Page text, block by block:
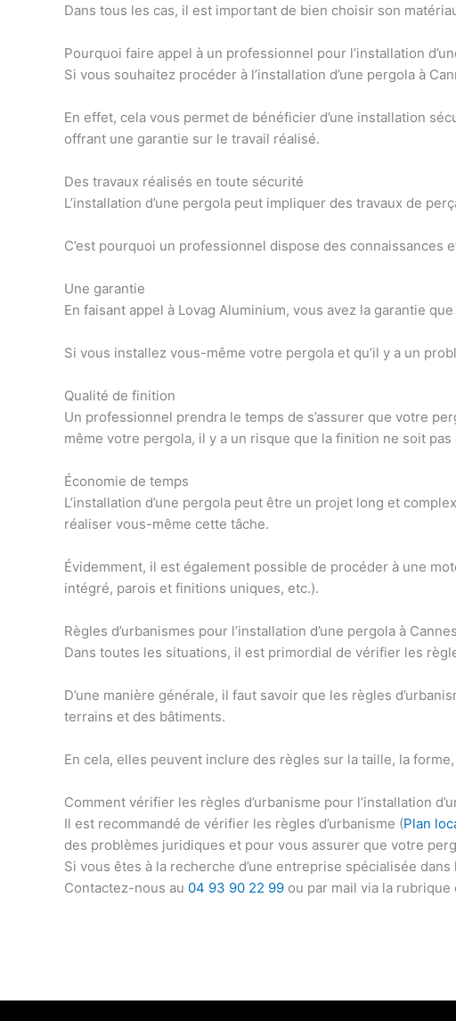
Dans tous les cas, il est important de bien choisir son
Pourquoi faire appel à un professionnel pour l’installation
Si vous souhaitez procéder à l’installation d’une pergola à
En effet, cela vous permet de bénéficier d’une installation
offrant une garantie sur le travail réalisé.
Des travaux réalisés en toute sécurité
L’installation d’une pergola peut impliquer des travaux de
C’est pourquoi un professionnel dispose des
Une garantie
En faisant appel à Lovag Aluminium, vous avez la garantie
Si vous installez vous-même votre pergola et qu’il y a un
Qualité de finition
Un professionnel prendra le temps de s’assurer que votre
même votre pergola, il y a un risque que la finition ne soit
Économie de temps
L’installation d’une pergola peut être un projet long et
réaliser vous-même cette tâche.
Évidemment, il est également possible de procéder à une
intégré, parois et finitions uniques, etc.).
Règles d’urbanismes pour l’installation d’une pergola à Cannes
Dans toutes les situations, il est primordial de vérifier les
D’une manière générale, il faut savoir que les règles
terrains et des bâtiments.
En cela, elles peuvent inclure des règles sur la taille, la
Comment vérifier les règles d’urbanisme pour l’installation
Il est recommandé de vérifier les règles d’urbanisme (Plan
des problèmes juridiques et pour vous assurer que votre
Si vous êtes à la recherche d’une entreprise spécialisée dans
Contactez-nous au 04 93 90 22 99 ou par mail via la